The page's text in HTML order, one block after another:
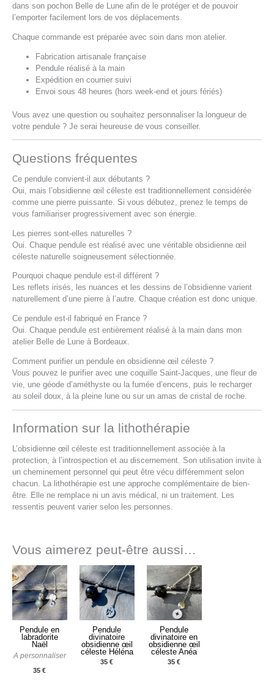
dans son pochon Belle de Lune afin de le protéger et de pouvoir
l’emporter facilement lors de vos déplacements.
Chaque commande est préparée avec soin dans mon atelier.
Fabrication artisanale française
Pendule réalisé à la main
Expédition en courrier suivi
Envoi sous 48 heures (hors week-end et jours fériés)
Vous avez une question ou souhaitez personnaliser la longueur de
votre pendule ? Je serai heureuse de vous conseiller.
Questions fréquentes
Ce pendule convient-il aux débutants ?
Oui, mais l’obsidienne œil céleste est traditionnellement considérée
comme une pierre puissante. Si vous débutez, prenez le temps de
vous familiariser progressivement avec son énergie.
Les pierres sont-elles naturelles ?
Oui. Chaque pendule est réalisé avec une véritable obsidienne œil
céleste naturelle soigneusement sélectionnée.
Pourquoi chaque pendule est-il différent ?
Les reflets irisés, les nuances et les dessins de l’obsidienne varient
naturellement d’une pierre à l’autre. Chaque création est donc unique.
Ce pendule est-il fabriqué en France ?
Oui. Chaque pendule est entièrement réalisé à la main dans mon
atelier Belle de Lune à Bordeaux.
Comment purifier un pendule en obsidienne œil céleste ?
Vous pouvez le purifier avec une coquille Saint-Jacques, une fleur de
vie, une géode d’améthyste ou la fumée d’encens, puis le recharger
au soleil doux, à la pleine lune ou sur un amas de cristal de roche.
Information sur la lithothérapie
L’obsidienne œil céleste est traditionnellement associée à la
protection, à l’introspection et au discernement. Son utilisation invite à
un cheminement personnel qui peut être vécu différemment selon
chacun. La lithothérapie est une approche complémentaire de bien-
être. Elle ne remplace ni un avis médical, ni un traitement. Les
ressentis peuvent varier selon les personnes.
Vous aimerez peut-être aussi…
Pendule en
labradorite
Naël
A personnaliser
35€
Pendule
divinatoire
obsidienne œil
céleste Héléna
35€
Pendule
divinatoire en
obsidienne œil
céleste Anéa
35€